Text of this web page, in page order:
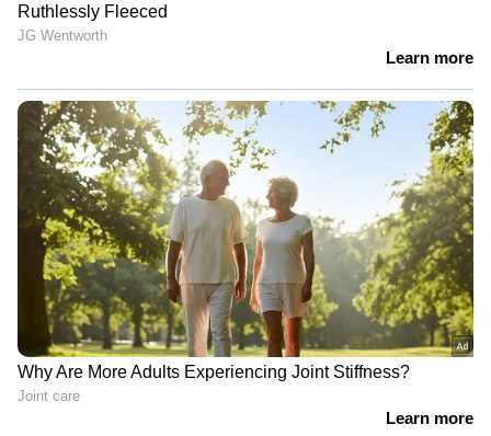
ഇന്ത്യയെ അതീവ ജാഗ്രതയിലാക്കിയിട്ടുണ്ട്,
ഭീഷണികളെക്കുറിച്ചുള്ള വർദ്ധിച്ച
ആശങ്കയെയാണ് പാകിസ്ഥാന്‍റെ
ദ്രുതഗതിയിലുള്ള പ്രതികരണം
സൂചിപ്പിക്കുന്നത്.